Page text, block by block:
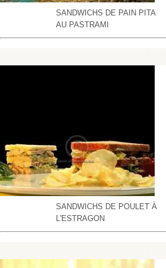
SANDWICHS DE PAIN PITA
AU PASTRAMI
SANDWICHS DE POULET À
L'ESTRAGON